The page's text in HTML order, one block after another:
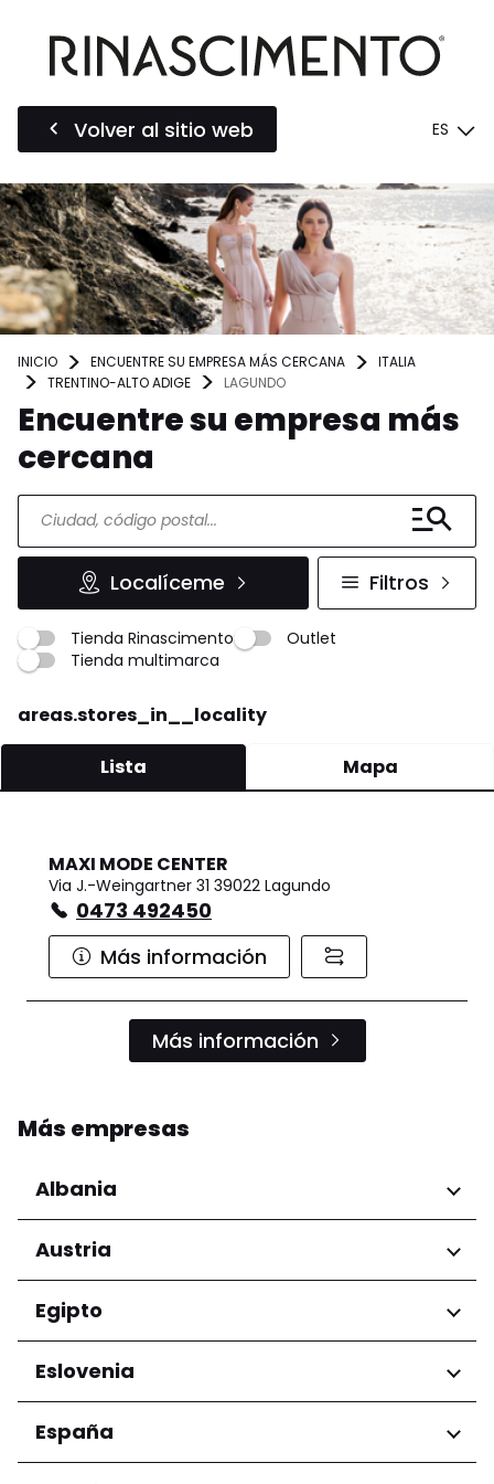
Volver al sitio web ES
INICIO ENCUENTRE SU EMPRESA MÁS CERCANA
ITALIA
TRENTINO-ALTO ADIGE
LAGUNDO
Encuentre su empresa más
cercana
Localíceme Filtros
Tienda Rinascimento
Outlet
Tienda multimarca
areas.stores_in__locality
Lista Mapa
MAXI MODE CENTER
Via J.-Weingartner 31 39022 Lagundo
0473 492450
Más información
Más información
Más empresas
Albania
Regiones
Condado de Tirana
Austria
Regiones
Niederösterreich
Salzburg
Wien
Egipto
Regiones
Gobernación de El Cairo
Eslovenia
Regiones
Ljubljana
España